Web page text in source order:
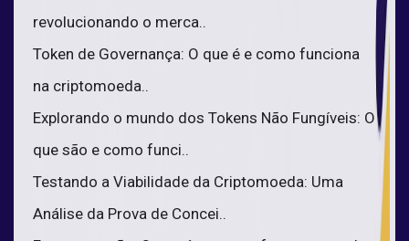
revolucionando o merca..
Token de Governança: O que é e como funciona
na criptomoeda..
Explorando o mundo dos Tokens Não Fungíveis: O
que são e como funci..
Testando a Viabilidade da Criptomoeda: Uma
Análise da Prova de Concei..